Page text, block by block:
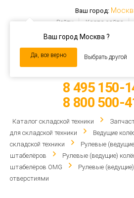
Ваш город:
Ваш город Москва ?
Да, все верно Выбрать другой
Войти Карта сайта
navigation
8 495 150-
8 800 500-
Каталог складской техники
для складской техники
Ведущие
складской техники
Рулевые
штабелёров
Рулевые (ведущие)
штабелёров OMG
Рулевые
отверстиями